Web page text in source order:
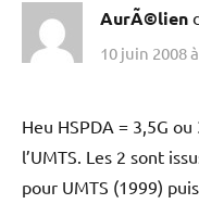
AurÃ©lien
10 juin 2008
Heu HSPDA = 3,5G
l’UMTS. Les 2 sont
pour UMTS (1999)